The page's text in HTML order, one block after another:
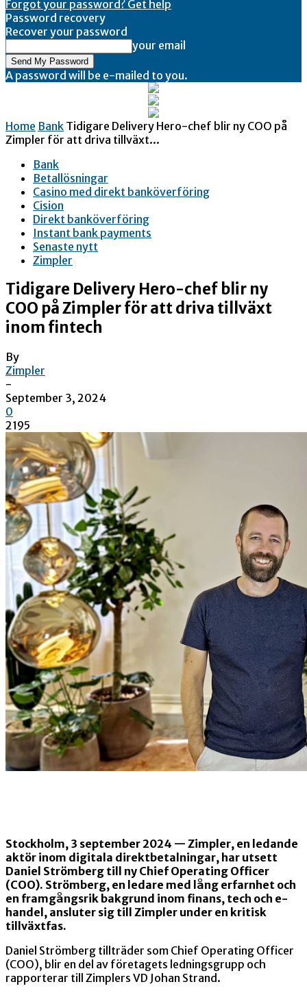
Forgot your password? Get help
Password recovery
Recover your password
your email
A password will be e-mailed to you.
Home Bank Tidigare Delivery Hero-chef blir ny COO på
Zimpler för att driva tillväxt...
Bank
Betallösningar
Casino med direkt banköverföring
Cision
Direkt banköverföring
Instant bank payments
Senaste nytt
Zimpler
Tidigare Delivery Hero-chef blir ny
COO på Zimpler för att driva tillväxt
inom fintech
By
Zimpler
-
September 3, 2024
0
2195
Stockholm, 3 september 2024 — Zimpler, en ledande
aktör inom digitala direktbetalningar, har utsett
Daniel Strömberg till ny Chief Operating Officer
(COO). Strömberg, en ledare med lång erfarnhet och
en framgångsrik bakgrund inom finans, tech och e-
handel, ansluter sig till Zimpler under en kritisk
tillväxtfas.
Daniel Strömberg tillträder som Chief Operating Officer
(COO), blir en del av företagets ledningsgrupp och
rapporterar till Zimplers VD Johan Strand.